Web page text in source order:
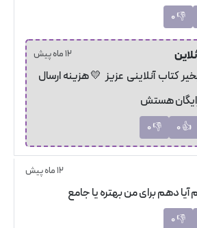
👎
0
12 ماه پیش
کتاب آنلاینی عزیز 💛هزینه ارسال
👍
0
👎
0
12 ماه پیش
دهم برای من بهتره یا جامع
👎
0